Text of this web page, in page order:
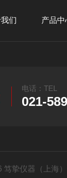
们 产品中
电话：TEL
021-
笃挚仪器（上海